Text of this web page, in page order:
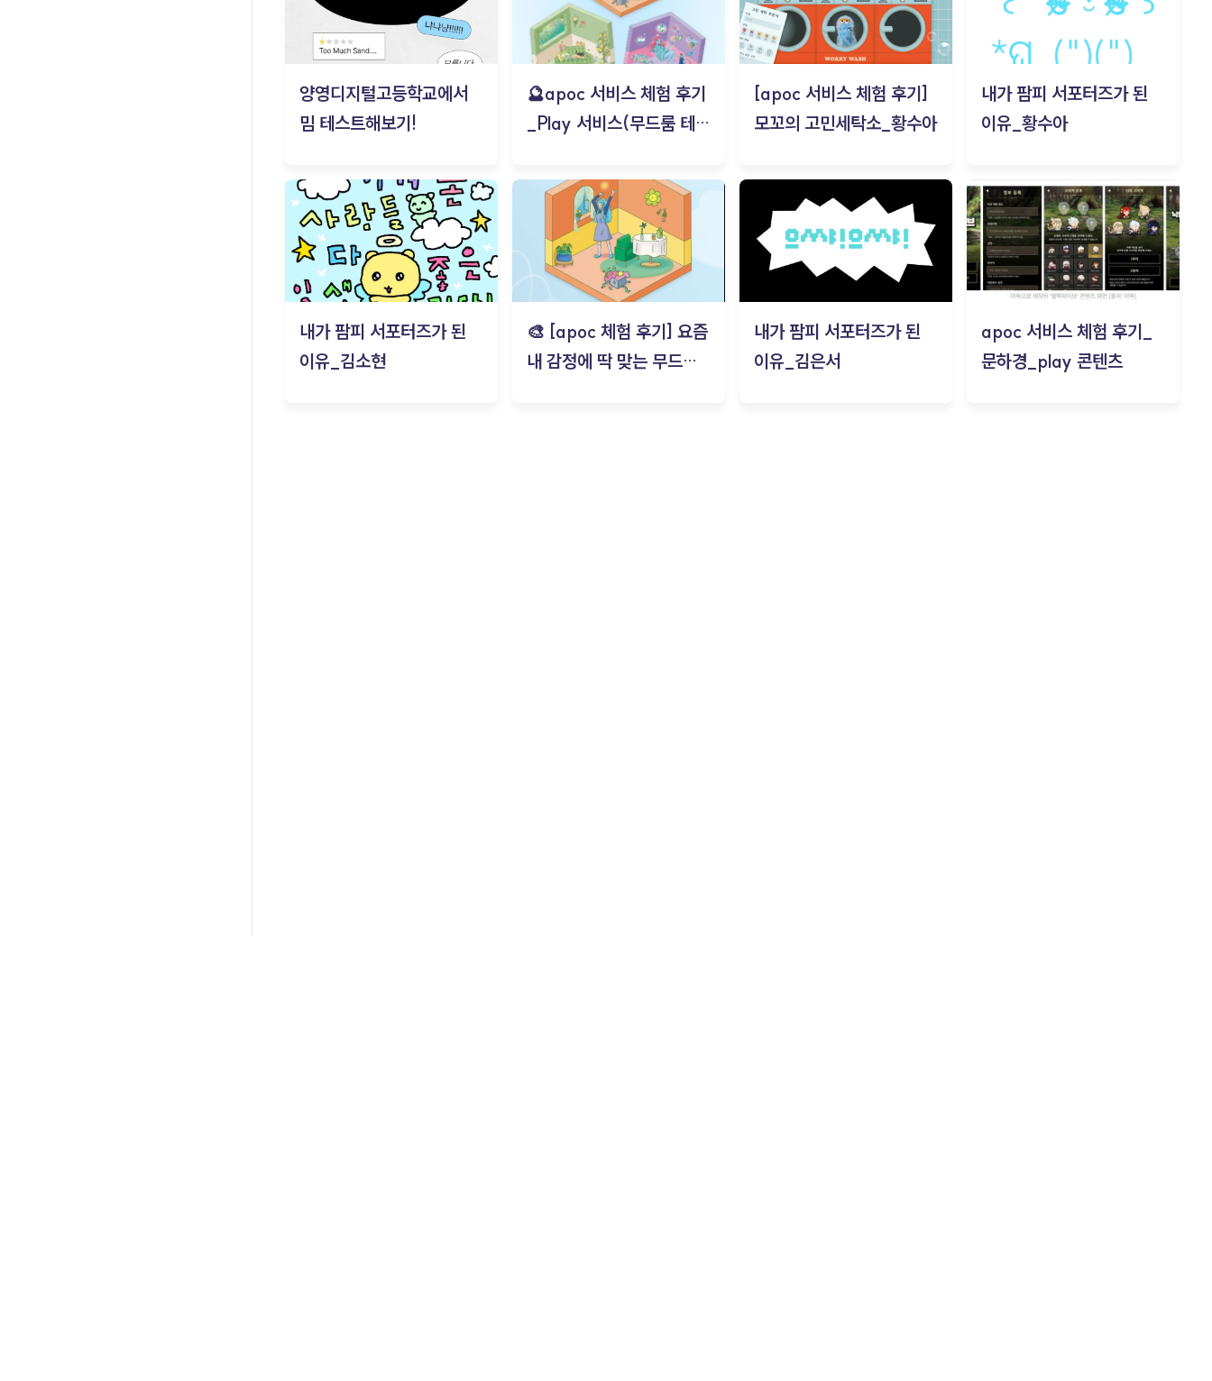
양영디지털고등학교에서
밈 테스트해보기!
🔮apoc 서비스 체험 후기
_Play 서비스(무드룸 테스
[apoc 서비스 체험 후기]
모꼬의 고민세탁소_황수아
내가 팜피 서포터즈가 된
이유_황수아
내가 팜피 서포터즈가 된
이유_김소현
🎨 [apoc 체험 후기] 요즘
내 감정에 딱 맞는 무드룸
내가 팜피 서포터즈가 된
이유_김은서
apoc 서비스 체험 후기_
문하경_play 콘텐츠